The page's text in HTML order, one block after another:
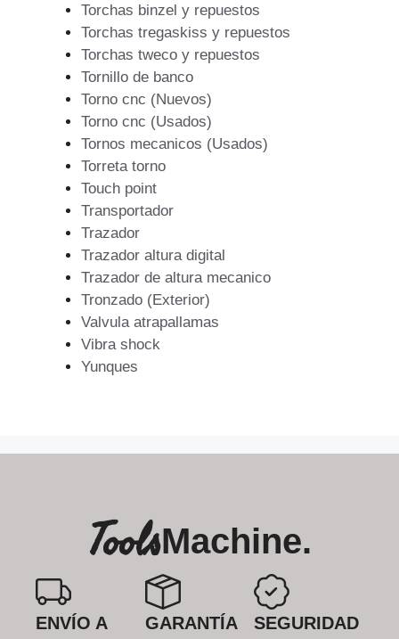
Torchas binzel y repuestos
Torchas tregaskiss y repuestos
Torchas tweco y repuestos
Tornillo de banco
Torno cnc (Nuevos)
Torno cnc (Usados)
Tornos mecanicos (Usados)
Torreta torno
Touch point
Transportador
Trazador
Trazador altura digital
Trazador de altura mecanico
Tronzado (Exterior)
Valvula atrapallamas
Vibra shock
Yunques
ToolsMachine.
ENVÍO A
GARANTÍA
SEGURIDAD